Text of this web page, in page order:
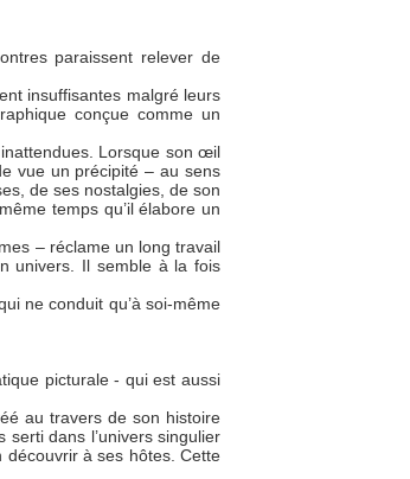
paraissent relever de
insuffisantes malgré leurs
conçue comme un
Lorsque son œil
vue un précipité – au sens
de ses nostalgies, de son
temps qu’il élabore un
– réclame un long travail
univers. Il semble à la fois
ne conduit qu’à soi-même
picturale - qui est aussi
au travers de son histoire
dans l’univers singulier
découvrir à ses hôtes. Cette